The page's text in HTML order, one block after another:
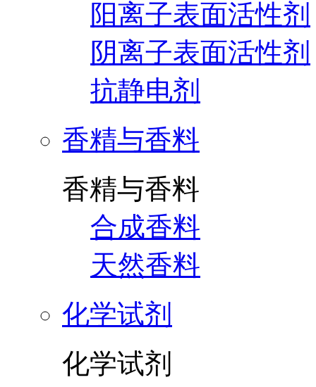
阳离子表面活性剂
阴离子表面活性剂
抗静电剂
香精与香料
香精与香料
合成香料
天然香料
化学试剂
化学试剂